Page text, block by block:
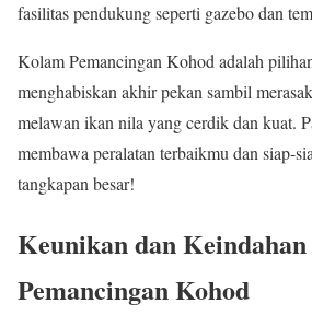
fasilitas pendukung seperti gazebo dan
Kolam Pemancingan Kohod adalah
menghabiskan akhir pekan sambil
melawan ikan nila yang cerdik dan kuat.
membawa peralatan terbaikmu dan siap-
tangkapan besar!
Keunikan dan
Pemancingan Kohod